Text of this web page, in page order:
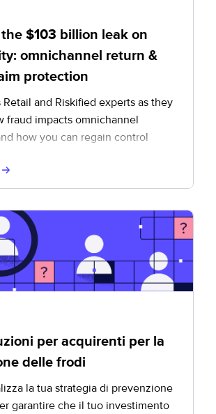
$103 billion leak on
omnichannel return &
protection
and Riskified experts as they
fraud impacts omnichannel
how you can regain control
per acquirenti per la
delle frodi
la tua strategia di prevenzione
garantire che il tuo investimento